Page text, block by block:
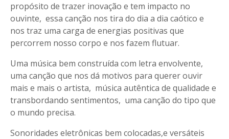
propósito de trazer inovação e tem impacto no
ouvinte, essa canção nos tira do dia a dia caótico e
nos traz uma carga de energias positivas que
percorrem nosso corpo e nos fazem flutuar.
Uma música bem construída com letra envolvente,
uma canção que nos dá motivos para querer ouvir
mais e mais o artista, música autêntica de qualidade e
transbordando sentimentos, uma canção do tipo que
o mundo precisa.
Sonoridades eletrônicas bem colocadas,e versáteis